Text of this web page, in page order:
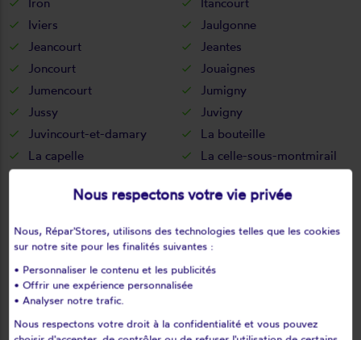
Iviers
Jaulgonne
Jeancourt
Jeantes
Joncourt
Jouaignes
Jumencourt
Jumigny
Jussy
Juvigny
Juvincourt-et-damary
La bouteille
La capelle
La celle-sous-montmirail
La croix-sur-ourcq
La fère
La hérie
La malmaison
La neuville-bosmont
La neuville-en-beine
La neuville-housset
La vallée-au-blé
La ville-aux-bois-lès-dizy
Nous respectons votre vie privée
Nous, Répar'Stores, utilisons des technologies telles que les cookies
sur notre site pour les finalités suivantes :
• Personnaliser le contenu et les publicités
• Offrir une expérience personnalisée
• Analyser notre trafic.
Nous respectons votre droit à la confidentialité et vous pouvez